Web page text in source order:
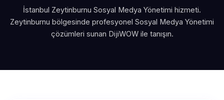
İstanbul Zeytinburnu Sosyal Medya Yönetimi hizmeti.
Zeytinburnu bölgesinde profesyonel Sosyal Medya Yönetimi
çözümleri sunan DijiWOW ile tanışın.